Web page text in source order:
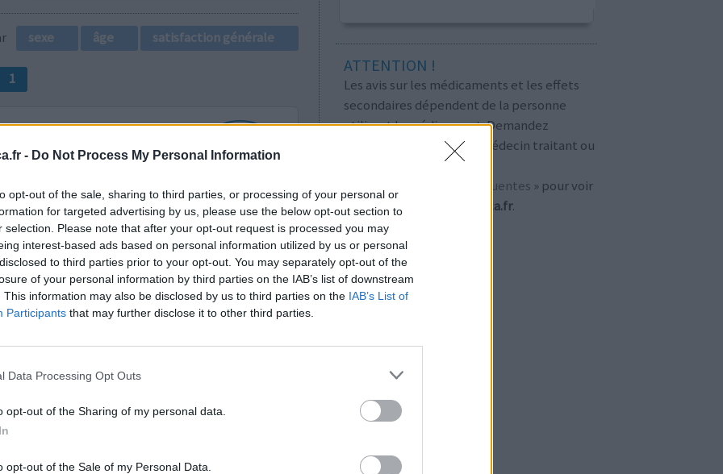
- Do Not Process My Personal Information
opt-out of the sale, sharing to third parties, or processing of your personal or
for targeted advertising by us, please use the below opt-out section to
selection. Please note that after your opt-out request is processed you may
interest-based ads based on personal information utilized by us or personal
to third parties prior to your opt-out. You may separately opt-out of the
of your personal information by third parties on the IAB’s list of downstream
This information may also be disclosed by us to third parties on the IAB’s List of
Participants that may further disclose it to other third parties.
Data Processing Opt Outs
opt-out of the Sharing of my personal data.
opt-out of the Sale of my Personal Data.
sexe âge satisfaction générale
1
Efficacité
Quantité effets
secondaires
0 réactions
d'avis
(à action lente)
ATTENTION !
Les avis sur les médicaments et les effets
secondaires dépendent de la personne
utilisant le médicament. Demandez
toujours conseil à votre médecin traitant ou
votre pharmacien.
questions fréquentes » pour voir
les objectifs de
meamedica.fr.